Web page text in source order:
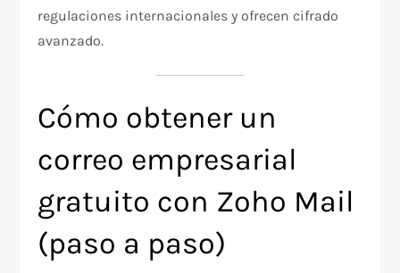
regulaciones internacionales y ofrecen cifrado
avanzado.
Cómo obtener un
correo empresarial
gratuito con Zoho Mail
(paso a paso)